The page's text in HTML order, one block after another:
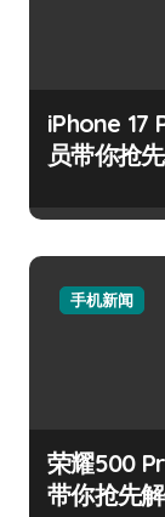
iPhone 17
员带你抢
手机新闻
荣耀500
带你抢先